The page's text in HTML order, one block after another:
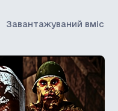
Завантажуваний вміст